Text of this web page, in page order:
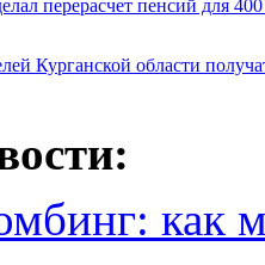
перерасчет пенсий для
Курганской области
как